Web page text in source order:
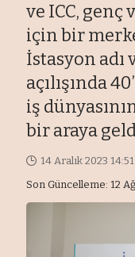
ve ICC,
için bir
İstasyon
açılışında
iş
bir araya
Son Güncelleme: 12
14 Aralık 2023 14:51